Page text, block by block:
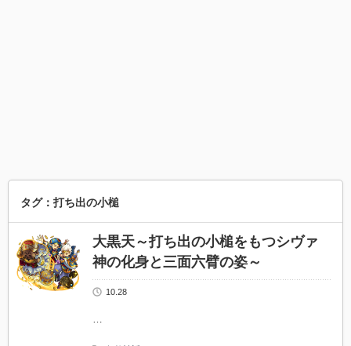
タグ：打ち出の小槌
大黒天～打ち出の小槌をもつシヴァ
神の化身と三面六臂の姿～
10.28
…